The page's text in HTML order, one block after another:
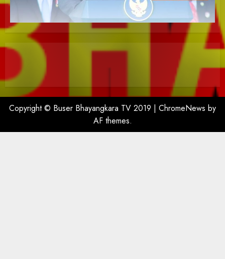
Copyright © Buser Bhayangkara TV 2019 | ChromeNews by
AF themes.